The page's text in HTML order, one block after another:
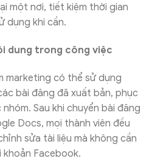
một nơi, tiết kiệm thời gian
dụng khi cần.
dung trong công việc
marketing có thể sử dụng
bài đăng đã xuất bản, phục
Sau khi chuyển bài đăng
Docs, mọi thành viên đều
sửa tài liệu mà không cần
Facebook.